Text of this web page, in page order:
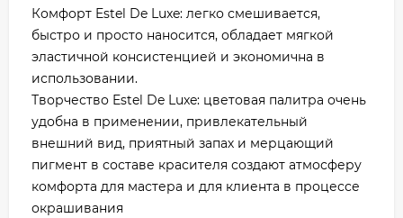
Комфорт Estel De Luxe: легко смешивается,
быстро и просто наносится, обладает мягкой
эластичной консистенцией и экономична в
использовании.
Творчество Estel De Luxe: цветовая палитра очень
удобна в применении, привлекательный
внешний вид, приятный запах и мерцающий
пигмент в составе красителя создают атмосферу
комфорта для мастера и для клиента в процессе
окрашивания